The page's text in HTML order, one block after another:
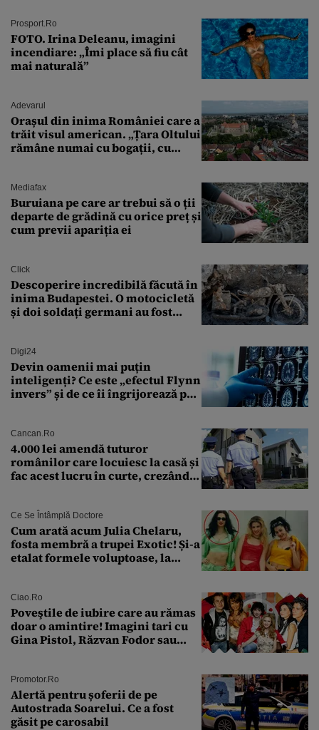
București. Pe ce dată ninge
Prosport.ro
FOTO. Irina Deleanu, imagini
incendiare: „Îmi place să fiu cât
mai naturală”
Adevarul
Orașul din inima României care a
trăit visul american. „Țara Oltului
rămâne numai cu bogații, cu
Mediafax
Buruiana pe care ar trebui să o ții
departe de grădină cu orice preț și
cum previi apariția ei
Click
Descoperire incredibilă făcută în
inima Budapestei. O motocicletă
și doi soldați germani au fost
Digi24
Devin oamenii mai puțin
inteligenți? Ce este „efectul Flynn
invers” și de ce îi îngrijorează pe
Cancan.ro
4.000 lei amendă tuturor
românilor care locuiesc la casă și
fac acest lucru în curte, crezând
Ce Se Întâmplă Doctore
Cum arată acum Julia Chelaru,
fosta membră a trupei Exotic! Și-a
etalat formele voluptoase, la
Ciao.ro
Poveştile de iubire care au rămas
doar o amintire! Imagini tari cu
Gina Pistol, Răzvan Fodor sau
Promotor.ro
Alertă pentru șoferii de pe
Autostrada Soarelui. Ce a fost
găsit pe carosabil